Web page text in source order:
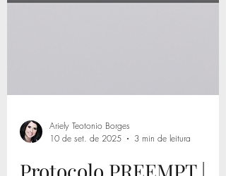
10 de set. de 2025
3 min de leitura